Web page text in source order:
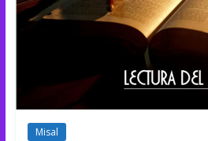
Misal